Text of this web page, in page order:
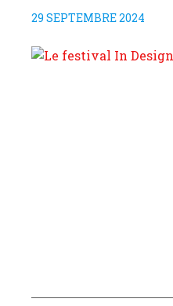
29 SEPTEMBRE 2024